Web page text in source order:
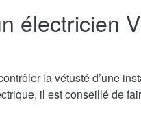
électricien
la vétusté d’une
il est conseillé de